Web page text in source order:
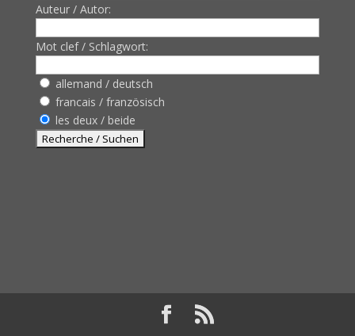
Auteur / Autor:
Mot clef / Schlagwort:
allemand / deutsch
francais / französisch
les deux / beide